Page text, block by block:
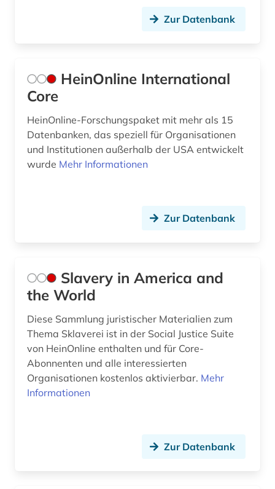
Zur Datenbank
HeinOnline International
Core
HeinOnline-Forschungspaket mit mehr als 15
Datenbanken, das speziell für Organisationen
und Institutionen außerhalb der USA entwickelt
wurde Mehr Informationen
Zur Datenbank
Slavery in America and
the World
Diese Sammlung juristischer Materialien zum
Thema Sklaverei ist in der Social Justice Suite
von HeinOnline enthalten und für Core-
Abonnenten und alle interessierten
Organisationen kostenlos aktivierbar. Mehr
Informationen
Zur Datenbank